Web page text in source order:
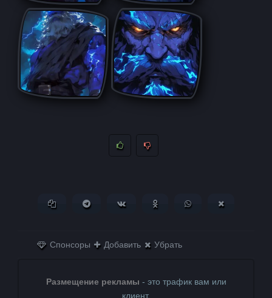
Копировать ссылкуПоделиться в Telegram
Поделиться ВКонтактеПоделиться в
Поделиться в
Спонсоры Добавить Убрать
Размещение рекламы - это трафик вам или
клиент.